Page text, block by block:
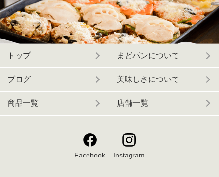
トップ まどパンについて
ブログ 美味しさについて
商品一覧 店舗一覧
Facebook Instagram